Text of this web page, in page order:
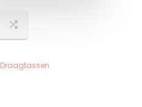
Draagtassen